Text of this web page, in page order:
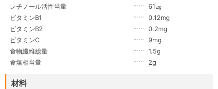
レチノール活性当量
61㎍
ビタミンB1
0.12mg
ビタミンB2
0.2mg
ビタミンC
9mg
食物繊維総量
1.5g
食塩相当量
2g
材料